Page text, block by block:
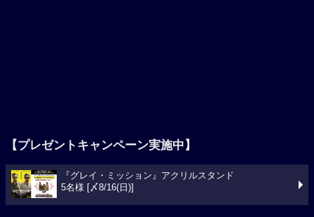
【プレゼントキャンペーン実施中】
『グレイ・ミッション』アクリルスタンド
5名様 [〆8/16(日)]